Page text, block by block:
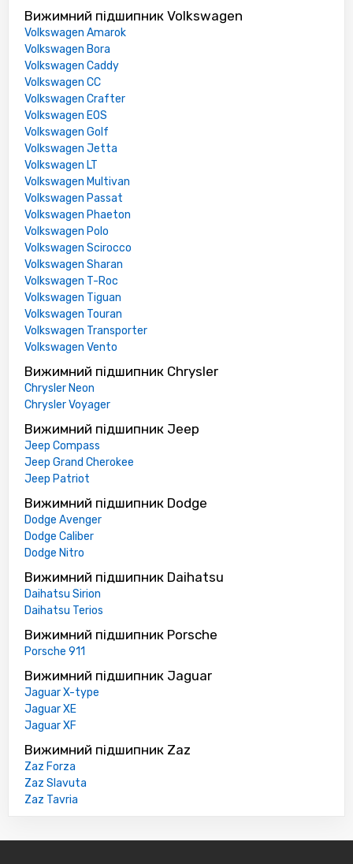
Вижимний підшипник Volkswagen
Volkswagen Amarok
Volkswagen Bora
Volkswagen Caddy
Volkswagen CC
Volkswagen Crafter
Volkswagen EOS
Volkswagen Golf
Volkswagen Jetta
Volkswagen LT
Volkswagen Multivan
Volkswagen Passat
Volkswagen Phaeton
Volkswagen Polo
Volkswagen Scirocco
Volkswagen Sharan
Volkswagen T-Roc
Volkswagen Tiguan
Volkswagen Touran
Volkswagen Transporter
Volkswagen Vento
Вижимний підшипник Chrysler
Chrysler Neon
Chrysler Voyager
Вижимний підшипник Jeep
Jeep Compass
Jeep Grand Cherokee
Jeep Patriot
Вижимний підшипник Dodge
Dodge Avenger
Dodge Caliber
Dodge Nitro
Вижимний підшипник Daihatsu
Daihatsu Sirion
Daihatsu Terios
Вижимний підшипник Porsche
Porsche 911
Вижимний підшипник Jaguar
Jaguar X-type
Jaguar XE
Jaguar XF
Вижимний підшипник Zaz
Zaz Forza
Zaz Slavuta
Zaz Tavria